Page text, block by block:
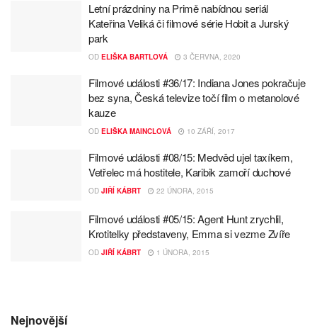
Letní prázdniny na Primě nabídnou seriál
Kateřina Veliká či filmové série Hobit a Jurský
park
OD ELIŠKA BARTLOVÁ 3 ČERVNA, 2020
Filmové události #36/17: Indiana Jones pokračuje
bez syna, Česká televize točí film o metanolové
kauze
OD ELIŠKA MAINCLOVÁ 10 ZÁŘÍ, 2017
Filmové události #08/15: Medvěd ujel taxíkem,
Vetřelec má hostitele, Karibik zamoří duchové
OD JIŘÍ KÁBRT 22 ÚNORA, 2015
Filmové události #05/15: Agent Hunt zrychlil,
Krotitelky představeny, Emma si vezme Zvíře
OD JIŘÍ KÁBRT 1 ÚNORA, 2015
Nejnovější